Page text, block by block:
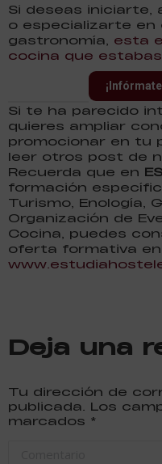
Si deseas
o especializarte en
gastronomía, esta
cocina que
Si te ha parecido
quieres ampliar
promocionar en tu
leer otros post de
Recuerda que en
formación
Turismo, Enología,
Organización de
Cocina, puedes
oferta formativa
Deja una
Tu dirección de
publicada. Los
marcados *